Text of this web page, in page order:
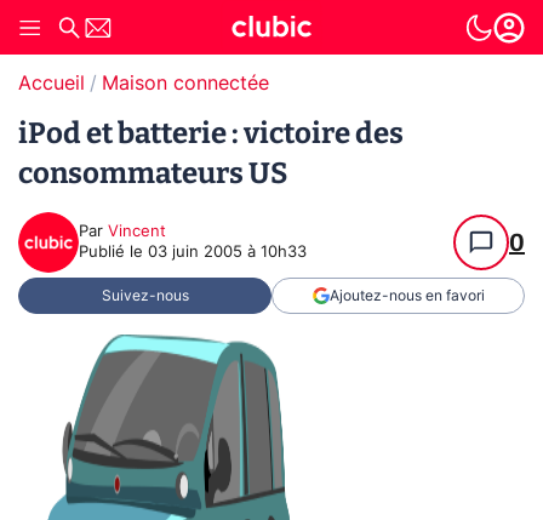
Accueil Maison connectée
iPod et batterie : victoire des
consommateurs US
Par Vincent
Publié le 03 juin 2005 à 10h33 0
Suivez-nous Ajoutez-nous en favori